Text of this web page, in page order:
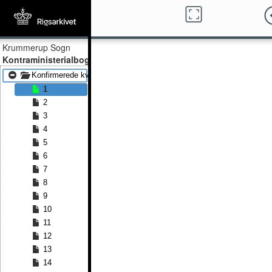
Krummerup Sogn
Kontraministerialbog
Konfirmerede kvinder 1848 - Konfirmerede kvinder 1860
1
2
3
4
5
6
7
8
9
10
11
12
13
14